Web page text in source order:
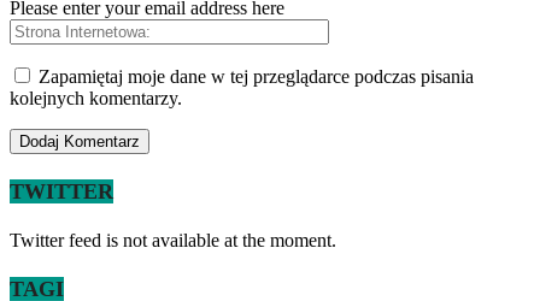
Please enter your email address here
Zapamiętaj moje dane w tej przeglądarce podczas pisania
kolejnych komentarzy.
TWITTER
Twitter feed is not available at the moment.
TAGI